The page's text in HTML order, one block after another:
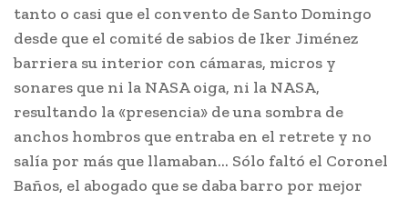
tanto o casi que el convento de Santo Domingo
desde que el comité de sabios de Iker Jiménez
barriera su interior con cámaras, micros y
sonares que ni la NASA oiga, ni la NASA,
resultando la «presencia» de una sombra de
anchos hombros que entraba en el retrete y no
salía por más que llamaban… Sólo faltó el Coronel
Baños, el abogado que se daba barro por mejor